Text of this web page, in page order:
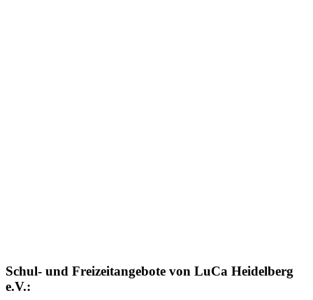
Schul- und Freizeitangebote von LuCa Heidelberg
e.V.: